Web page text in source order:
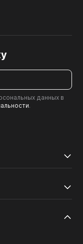
данных в
.